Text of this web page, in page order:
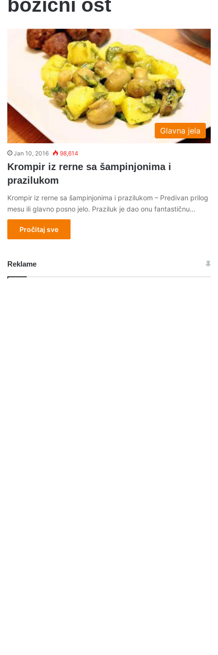
bozicni ost
Glavna jela
Jan 10, 2016 98,614
Krompir iz rerne sa šampinjonima i
prazilukom
Krompir iz rerne sa šampinjonima i prazilukom – Predivan prilog
mesu ili glavno posno jelo. Praziluk je dao onu fantastičnu…
Pročitaj sve
Reklame